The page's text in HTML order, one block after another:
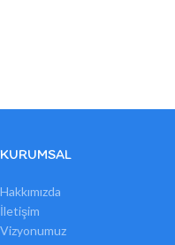
KURUMSAL
Hakkımızda
İletişim
Vizyonumuz